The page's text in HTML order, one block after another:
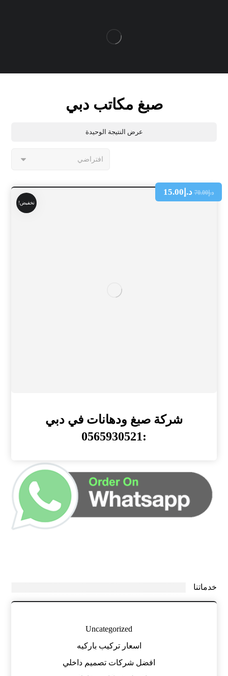
صبغ مكاتب دبي
عرض النتيجة الوحيدة
تخفيض!
شركة صبغ ودهانات في دبي
:0565930521
د.إ70.00 د.إ 15.00
خدماتنا
Uncategorized
اسعار تركيب باركيه
افضل شركات تصميم داخلي